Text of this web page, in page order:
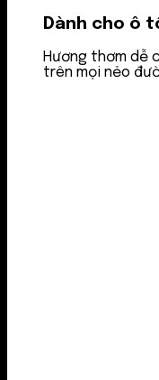
Dành cho ô
Hương thơm dễ
trên mọi nẻo